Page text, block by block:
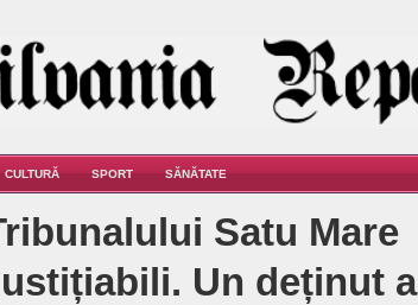
CULTURĂ SPORT SĂNĂTATE
Satu Mare
Un deținut a